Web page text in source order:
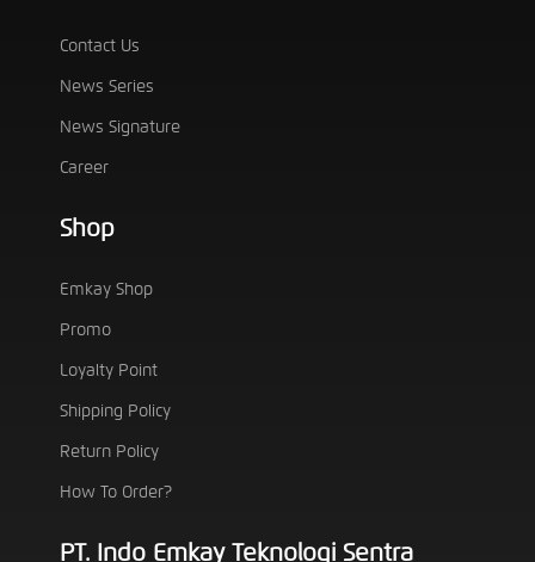
Contact Us
News Series
News Signature
Career
Shop
Emkay Shop
Promo
Loyalty Point
Shipping Policy
Return Policy
How To Order?
PT. Indo Emkay Teknologi Sentra